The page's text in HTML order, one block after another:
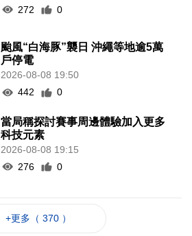
272
0
颱風“白海豚”襲日 沖繩等地逾5萬
戶停電
2026-08-08 19:50
442
0
當局稱探討賽事周邊體驗加入更多
科技元素
2026-08-08 19:15
276
0
+更多（ 370 ）